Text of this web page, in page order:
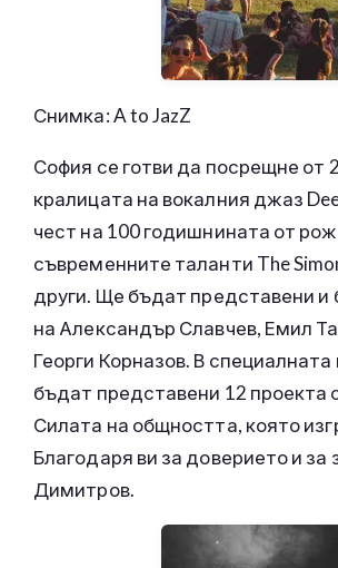
Снимка: A to JazZ
София се готви да посрещне от
кралицата на вокалния джаз
чест на 100 годишнината от
съвременните таланти The
други. Ще бъдат представени и
на Александър Славчев, Емил
Георги Корназов. В
бъдат представени 12 проекта
Силата на общността, която
Благодаря ви за доверието и
Димитров.